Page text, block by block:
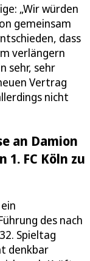
„Wir würden
gemeinsam
dass
verlängern
sehr, sehr
Vertrag
nicht
an Damion
1. FC Köln zu
des nach
Spieltag
denkbar